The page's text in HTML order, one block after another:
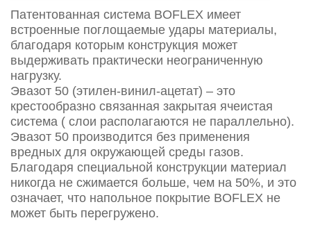
Патентованная система BOFLEX имеет
встроенные поглощаемые удары материалы,
благодаря которым конструкция может
выдерживать практически неограниченную
нагрузку.
Эвазот 50 (этилен-винил-ацетат) – это
крестообразно связанная закрытая ячеистая
система ( слои располагаются не параллельно).
Эвазот 50 производится без применения
вредных для окружающей среды газов.
Благодаря специальной конструкции материал
никогда не сжимается больше, чем на 50%, и это
означает, что напольное покрытие BOFLEX не
может быть перегружено.